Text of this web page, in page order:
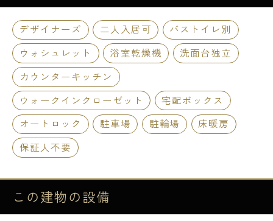
デザイナーズ 二人入居可
バストイレ別
ウォシュレット
浴室乾燥機
洗面台独立
カウンターキッチン
ウォークインクローゼット
宅配ボックス
オートロック
駐車場 駐輪場
床暖房
保証人不要
この建物の設備